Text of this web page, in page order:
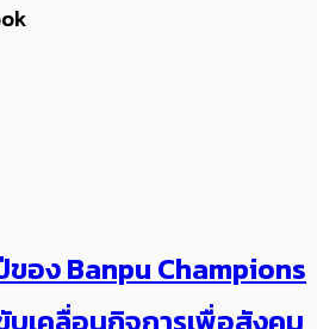
ของ Banpu Champions